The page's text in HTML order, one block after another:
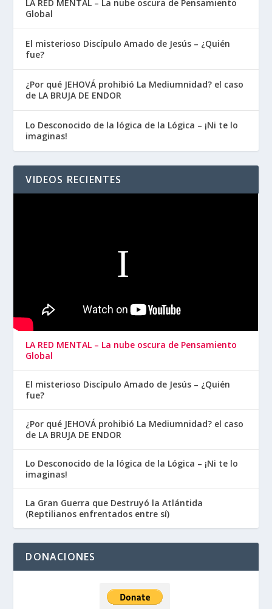
LA RED MENTAL – La nube oscura de Pensamiento
Global
El misterioso Discípulo Amado de Jesús – ¿Quién
fue?
¿Por qué JEHOVÁ prohibió La Mediumnidad? el caso
de LA BRUJA DE ENDOR
Lo Desconocido de la lógica de la Lógica – ¡Ni te lo
imaginas!
VIDEOS RECIENTES
LA RED MENTAL – La nube oscura de Pensamiento
Global
El misterioso Discípulo Amado de Jesús – ¿Quién
fue?
¿Por qué JEHOVÁ prohibió La Mediumnidad? el caso
de LA BRUJA DE ENDOR
Lo Desconocido de la lógica de la Lógica – ¡Ni te lo
imaginas!
La Gran Guerra que Destruyó la Atlántida
(Reptilianos enfrentados entre sí)
DONACIONES